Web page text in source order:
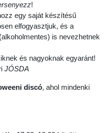
!
egy saját készítésű
elfogyasztjuk, és a
is nevezhetnek
és nagyoknak egyaránt!
JÓSDA
discó, ahol mindenki